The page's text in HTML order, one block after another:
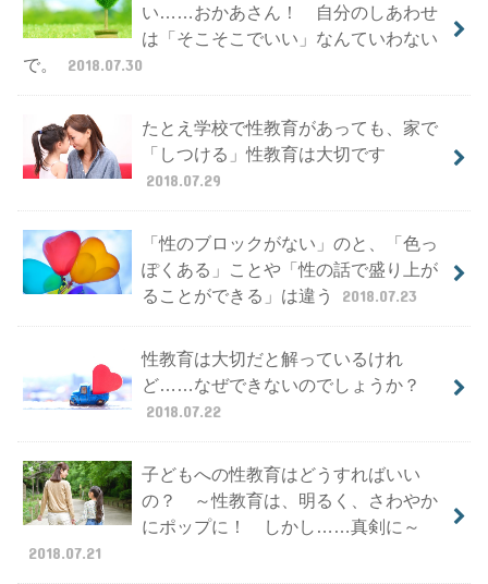
い……おかあさん！ 自分のしあわせ
は「そこそこでいい」なんていわない
で。
2018.07.30
たとえ学校で性教育があっても、家で
「しつける」性教育は大切です
2018.07.29
「性のブロックがない」のと、「色っ
ぽくある」ことや「性の話で盛り上が
ることができる」は違う
2018.07.23
性教育は大切だと解っているけれ
ど……なぜできないのでしょうか？
2018.07.22
子どもへの性教育はどうすればいい
の？ ～性教育は、明るく、さわやか
にポップに！ しかし……真剣に～
2018.07.21